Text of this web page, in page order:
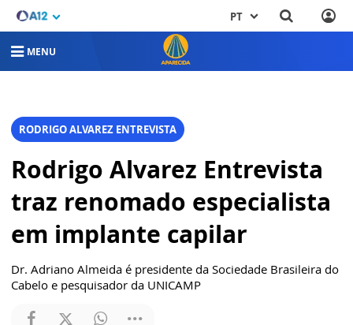
PT
MENU
RODRIGO ALVAREZ ENTREVISTA
Rodrigo Alvarez Entrevista
traz renomado especialista
em implante capilar
Dr. Adriano Almeida é presidente da Sociedade Brasileira do
Cabelo e pesquisador da UNICAMP